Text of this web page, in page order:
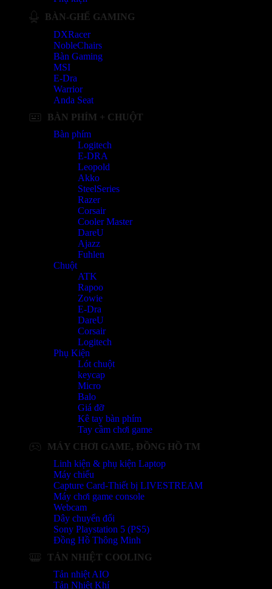
BÀN-GHẾ GAMING
DXRacer
NobleChairs
Bàn Gaming
MSI
E-Dra
Warrior
Anda Seat
BÀN PHÍM + CHUỘT
Bàn phím
Logitech
E-DRA
Leopold
Akko
SteelSeries
Razer
Corsair
Cooler Master
DareU
Ajazz
Fuhlen
Chuột
ATK
Rapoo
Zowie
E-Dra
DareU
Corsair
Logitech
Phụ Kiện
Lót chuột
keycap
Micro
Balo
Giá đỡ
Kê tay bàn phím
Tay cầm chơi game
MÁY CHƠI GAME, ĐỒNG HỒ TM
Linh kiện & phụ kiện Laptop
Máy chiếu
Capture Card-Thiết bị LIVESTREAM
Máy chơi game console
Webcam
Dây chuyển đổi
Sony Playstation 5 (PS5)
Đồng Hồ Thông Minh
TẢN NHIỆT COOLING
Tản nhiệt AIO
Tản Nhiệt Khí